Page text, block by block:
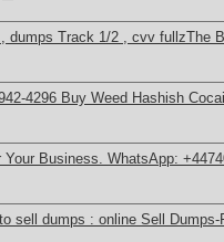
dumps Track 1/2 , cvv fullzThe
4296 Buy Weed Hashish
Your Business. WhatsApp:
sell dumps : online Sell